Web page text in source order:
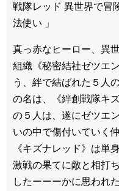
戦隊レッド 異世界で冒
法使い 」
真っ赤なヒーロー、異
組織《秘密結社ゼツエ
う、絆で結ばれた５人
の名は、《絆創戦隊キ
の５人は、遂にゼツエ
いの中で傷付いていく
《キズナレッド》は単
激戦の果てに敵と相打
したーーーかに思われ